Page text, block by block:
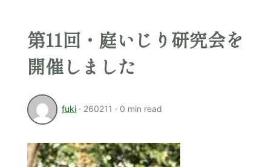
第11回・庭いじり研究会を
開催しました
fuki · 260211 · 0 min read